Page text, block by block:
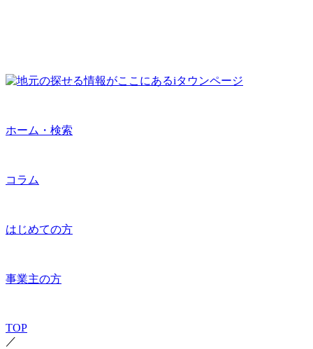
ホーム・検索
コラム
はじめての方
事業主の方
TOP
／